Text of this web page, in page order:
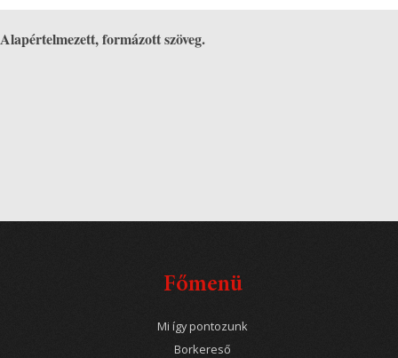
Alapértelmezett, formázott szöveg.
Főmenü
Mi így pontozunk
Borkereső